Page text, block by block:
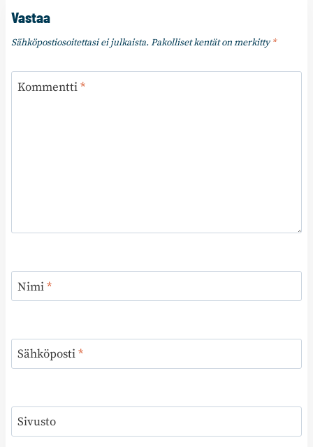
Vastaa
Sähköpostiosoitettasi ei julkaista. Pakolliset kentät on merkitty*
Kommentti*
Nimi*
Sähköposti*
Sivusto